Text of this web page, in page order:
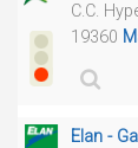
C.C.
19360
Elan -